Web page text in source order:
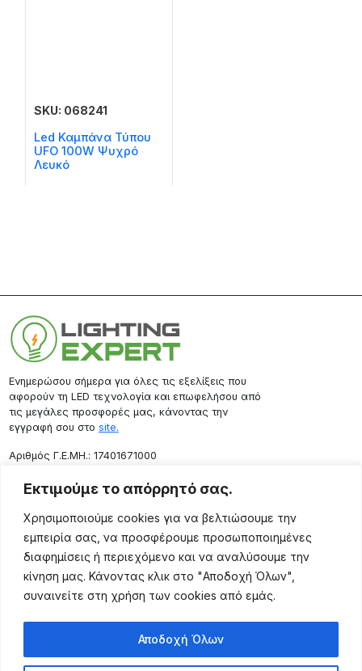
Εκτιμούμε το απόρρητό σας.
Χρησιμοποιούμε cookies για να βελτιώσουμε την
εμπειρία σας, να προσφέρουμε προσωποποιημένες
διαφημίσεις ή περιεχόμενο και να αναλύσουμε την
κίνηση μας. Κάνοντας κλικ στο "Αποδοχή Όλων",
συναινείτε στη χρήση των cookies από εμάς.
Αποδοχή Όλων
SKU: 068241
Led Καμπάνα Τύπου
UFO 100W Ψυχρό
Λευκό
Ενημερώσου σήμερα για όλες τις εξελίξεις που
αφορούν τη LED τεχνολογία και επωφελήσου από
τις μεγάλες προσφορές μας, κάνοντας την
εγγραφή σου στο site.
Aριθμός Γ.Ε.ΜΗ.: 17401671000
Επικοινωνία
Ρόδου 133, Αθήνα 10443
(+30) 211 725 5427
sales@lightingexpert.gr
Χρήσιμες Σελίδες